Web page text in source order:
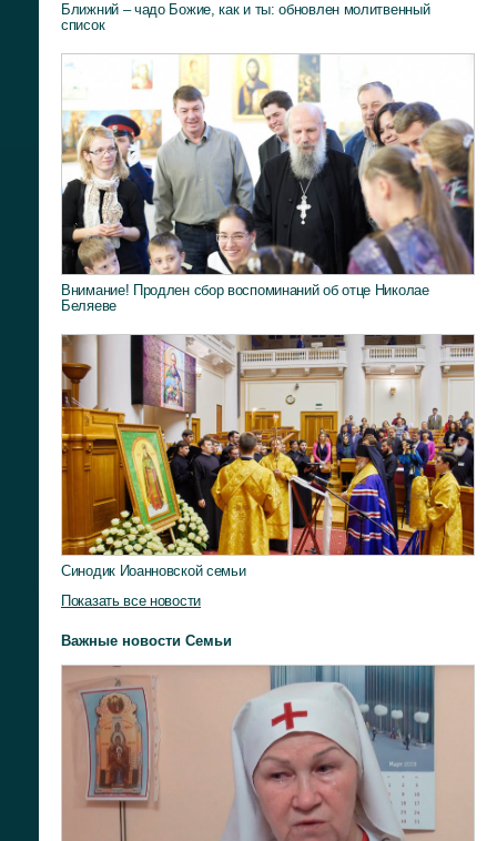
Ближний – чадо Божие, как и ты: обновлен молитвенный
список
Внимание! Продлен сбор воспоминаний об отце Николае
Беляеве
Синодик Иоанновской семьи
Показать все новости
Важные новости Семьи